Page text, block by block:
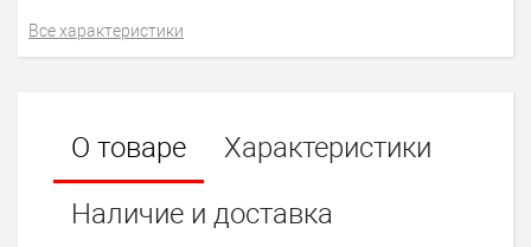
Все характеристики
О товаре
Характеристики
Наличие и доставка